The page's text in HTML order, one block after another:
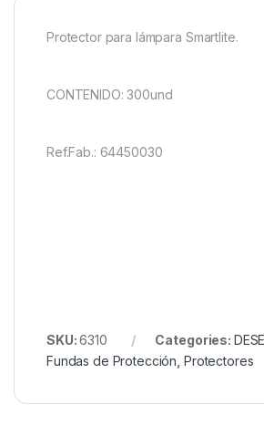
Protector para lámpara Smartlite.
CONTENIDO: 300und
Ref.Fab.: 64450030
SKU:6310 Categories:
Fundas de Protección Protectores